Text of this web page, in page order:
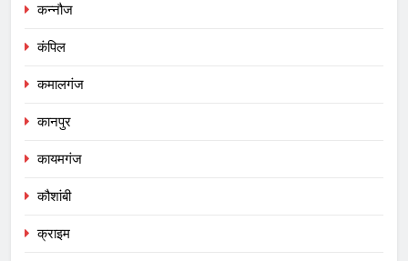
कन्नौज
कंपिल
कमालगंज
कानपुर
कायमगंज
कौशांबी
क्राइम